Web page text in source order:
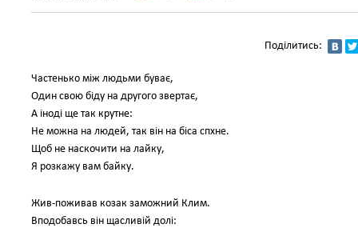
Поділитись:
Частенько між людьми буває,
Один свою біду на другого звертає,
А іноді ще так крутне:
Не можна на людей, так він на біса спхне.
Щоб не наскочити на лайку,
Я розкажу вам байку.
Жив-поживав козак заможний Клим.
Вподобавсь він щасливій долі: